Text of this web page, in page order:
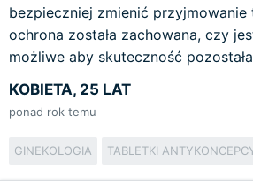
bezpieczniej zmienić
ochrona została zachowana, czy
możliwe aby skuteczność
KOBIETA, 25 LAT
ponad rok temu
GINEKOLOGIA